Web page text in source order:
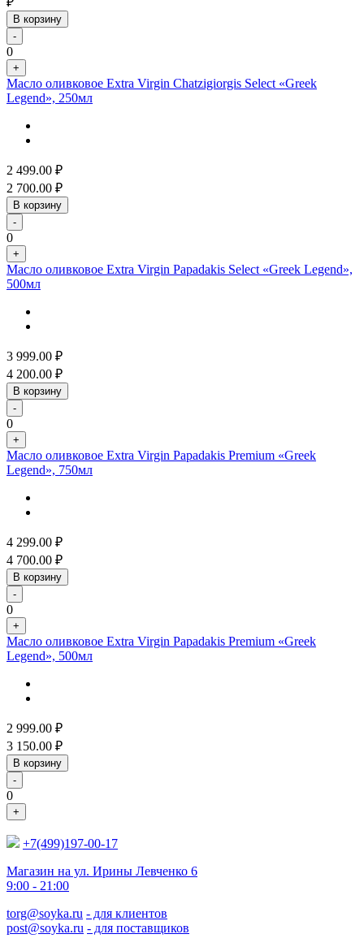
В корзину
-
0
+
Масло оливковое Extra Virgin Chatzigiorgis Select «Greek
Legend», 250мл
2 499.00 ₽
2 700.00 ₽
В корзину
-
0
+
Масло оливковое Extra Virgin Papadakis Select «Greek Legend»,
500мл
3 999.00 ₽
4 200.00 ₽
В корзину
-
0
+
Масло оливковое Extra Virgin Papadakis Premium «Greek
Legend», 750мл
4 299.00 ₽
4 700.00 ₽
В корзину
-
0
+
Масло оливковое Extra Virgin Papadakis Premium «Greek
Legend», 500мл
2 999.00 ₽
3 150.00 ₽
В корзину
-
0
+
+7(499)197-00-17
Магазин на ул. Ирины Левченко 6
9:00 - 21:00
torg@soyka.ru - для клиентов
post@soyka.ru - для поставщиков